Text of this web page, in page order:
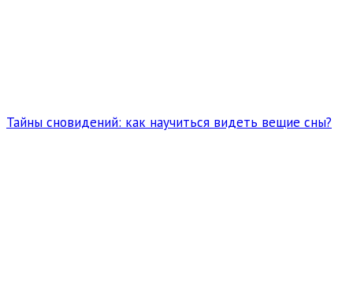
Тайны сновидений: как научиться видеть вещие сны?